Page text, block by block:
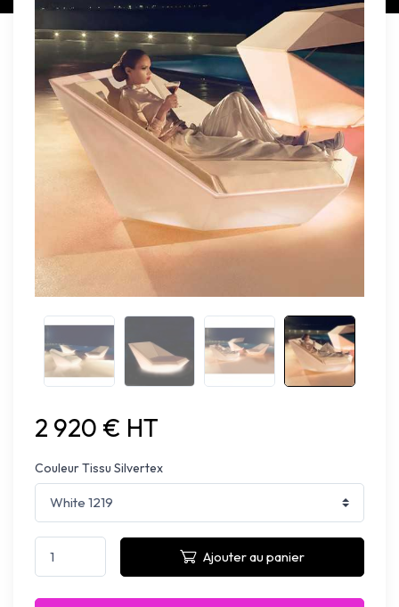
2 920 € HT
Couleur Tissu Silvertex
Ajouter au panier